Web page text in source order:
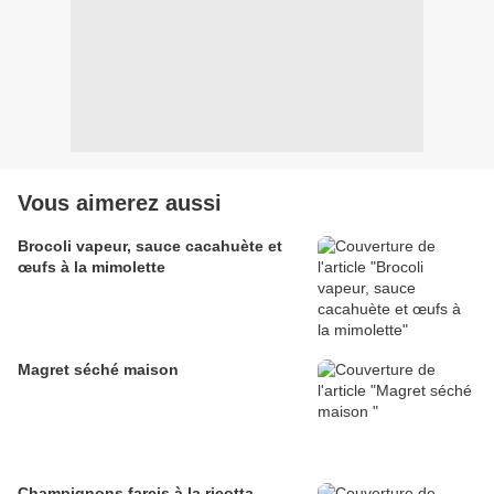
Vous aimerez aussi
Brocoli vapeur, sauce cacahuète et
œufs à la mimolette
Magret séché maison